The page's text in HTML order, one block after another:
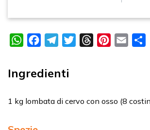
WhatsAppFacebookTelegramTwitterThreadsPinterest
Email
Ingredienti
1 kg lombata di cervo con osso (8